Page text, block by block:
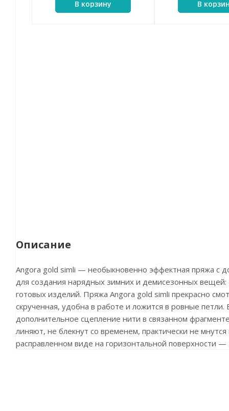
В корзину В
Описание
Angora gold simli — необыкновенно эффектная пряжа с
для создания нарядных зимних и демисезонных вещей:
готовых изделий. Пряжа Angora gold simli прекрасно
скрученная, удобна в работе и ложится в ровные
дополнительное сцепление нити в связанном
линяют, не блекнут со временем, практически не
расправленном виде на горизонтальной поверхности